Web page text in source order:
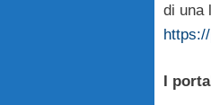
di una
I